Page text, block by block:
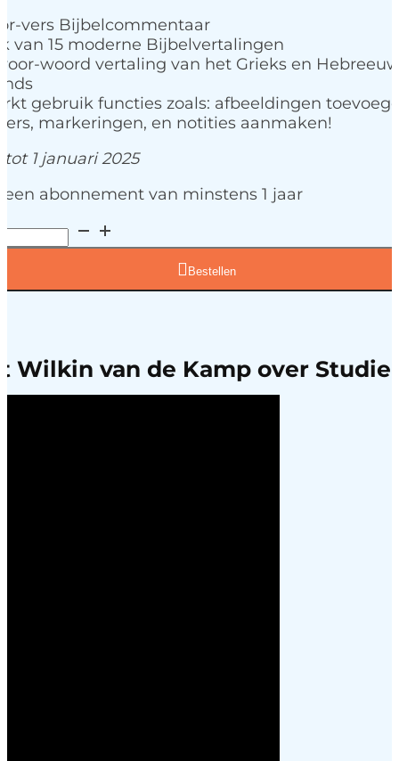
vers Bijbelcommentaar
van 15 moderne Bijbelvertalingen
woord vertaling van het Grieks en
gebruik functies zoals: afbeeldingen
markeringen, en notities aanmaken!
1 januari 2025
abonnement van minstens 1 jaar
Bestellen
Wilkin van de Kamp over